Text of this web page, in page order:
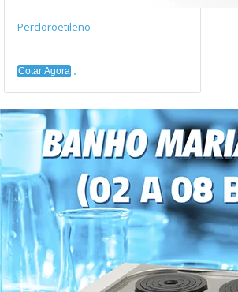
Percloroetileno
Cotar Agora